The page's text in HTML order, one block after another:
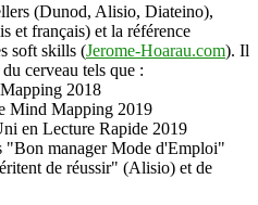
(Dunod, Alisio, Diateino),
et français) et la référence
soft skills (Jerome-Hoarau.com). Il
cerveau tels que :
2018
Mind Mapping 2019
en Lecture Rapide 2019
"Bon manager Mode d'Emploi"
de réussir" (Alisio) et de